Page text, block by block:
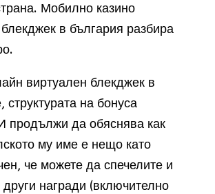
Мобилно казино
в българия разбира
виртуален блекджек в
структурата на бонуса
продължи да обяснява как
му име е нещо като
че можете да спечелите и
награди (включително